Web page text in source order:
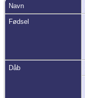
Navn
Fødsel
Dåb